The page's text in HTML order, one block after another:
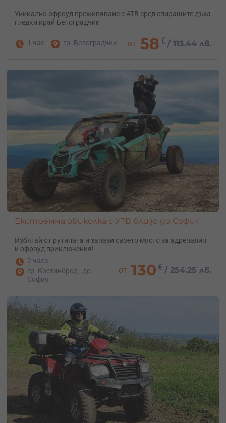
Уникално офроуд преживяване с АТВ сред спиращите дъха
гледки край Белоградчик
1 час гр. Белоградчик от 58 € /113.44 лв.
Екстремна обиколка с УТВ близо до София
Избягай от рутината и запази своето място за адреналин
и офроуд приключения!
2 часа
гр. Костинброд - до
София
от 130 € /254.25 лв.